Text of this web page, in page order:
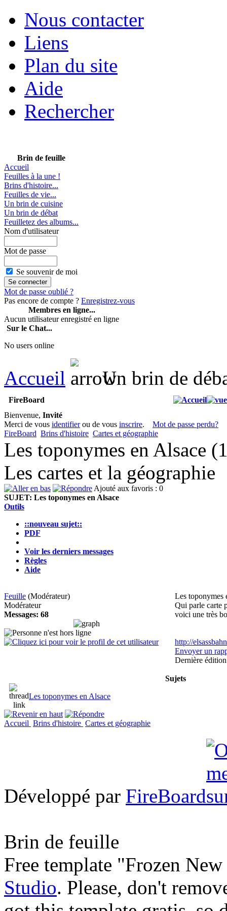
Nous contacter
Liens
Plan du site
Aide
Rechercher
Brin de feuille
Accueil
Feuilles à la une !
Brins d'histoire...
Feuilles de vie...
Un brin de cuisine
Un brin de débat
Feuilletez des albums...
Nom d'utilisateur
Mot de passe
Se souvenir de moi
Mot de passe oublié ?
Pas encore de compte ? Enregistrez-vous
Membres en ligne...
Aucun utilisateur enregistré en ligne
Sur le Chat...
No users online
Accueil Un brin de
FireBoard
Bienvenue, Invité
Merci de vous identifierou de vous inscrire. Mot de passe perdu?
FireBoard Brins d'histoire Cartes et géographie
Les toponymes en Alsace
Les cartes et la géographie
Ajouté aux favoris : 0
SUJET: Les toponymes en Alsace
Outils
::nouveau sujet::
PDF
Voir les derniers messages
Règles
Aide
Feuille (Modérateur)
Modérateur
Messages: 68
Les toponymes
Qui parle carte
voici une très
http://
Envoyer un
Dernière
Sujets
Les toponymes en Alsace
Accueil Brins d'histoire Cartes et géographie
Développé par FireBoard
Brin de feuille
Free template "Frozen
Studio. Please, don't